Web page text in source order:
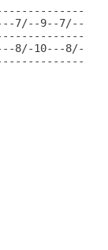
7/--9--7/--
8/-10---8/-